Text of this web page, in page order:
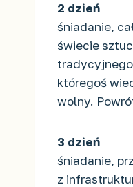
2 dzień
śniadanie,
świecie
któregoś
wolny.
3 dzień
śniadanie,
z